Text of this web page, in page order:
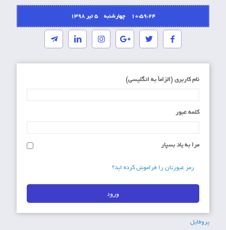
10:59:24 چهارشنبه ۵ تیر ۱۳۹۸
نام کاربری (الزاماَ به انگلیسی)
کلمه عبور
مرا به یاد بسپار
رمز عبورتان را فراموش کرده اید؟
پروفایل